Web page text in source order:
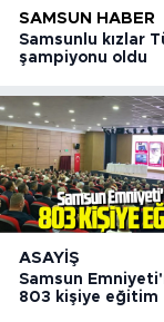
SAMSUN HABER
Samsunlu kızlar
şampiyonu oldu
ASAYIŞ
Samsun
803 kişiye eğitim